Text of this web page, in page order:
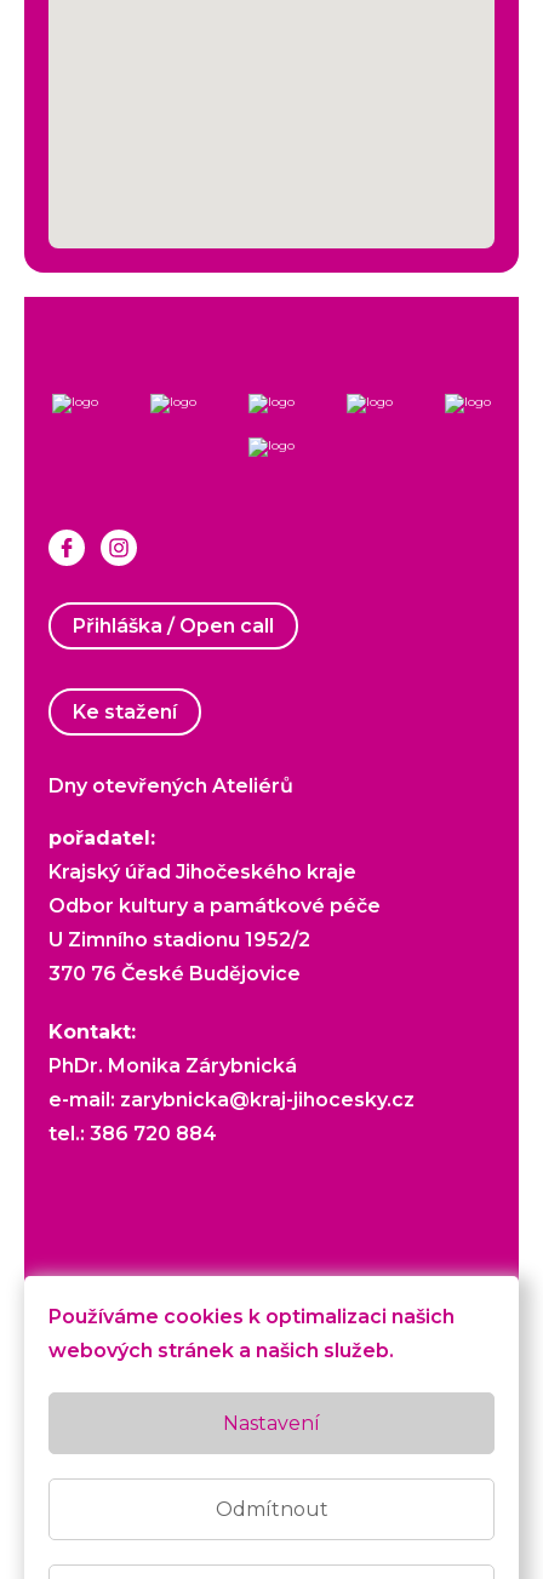
Přihláška / Open call
Ke stažení
Dny otevřených Ateliérů
pořadatel:
Krajský úřad Jihočeského kraje
Odbor kultury a památkové péče
U Zimního stadionu 1952/2
370 76 České Budějovice
Kontakt:
PhDr. Monika Zárybnická
e-mail: zarybnicka@kraj-jihocesky.cz
tel.: 386 720 884
zákonem. © Krajský úřad Jihočeského kraje
České Budějovice. Realizace: PhDr. Monika
Zárybnická, Mgr. Petra Lexová Ph.D., David
Kubec (realizace, texty, PR), Pavel Dolejší,
Jan Sommer (fotografie), BcA. Pavel Černý,
prohlášení o přístupnosti
Používáme cookies k optimalizaci našich
webových stránek a našich služeb.
Nastavení
Odmítnout